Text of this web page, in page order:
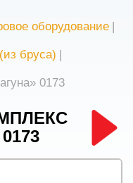
оборудование |
бруса) |
0173